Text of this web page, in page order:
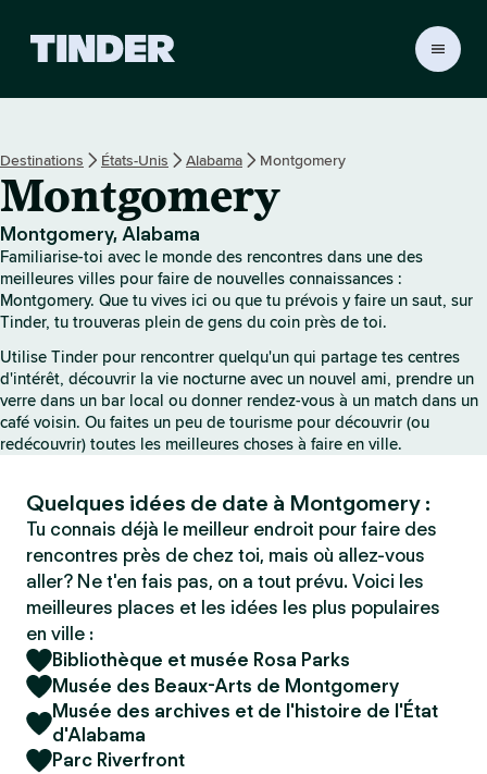
i
l
T
i
n
d
e
r
Destinations États-Unis Alabama Montgomery
Montgomery
Montgomery, Alabama
Familiarise-toi avec le monde des rencontres dans une des
meilleures villes pour faire de nouvelles connaissances :
Montgomery. Que tu vives ici ou que tu prévois y faire un saut, sur
Tinder, tu trouveras plein de gens du coin près de toi.
Utilise Tinder pour rencontrer quelqu'un qui partage tes centres
d'intérêt, découvrir la vie nocturne avec un nouvel ami, prendre un
verre dans un bar local ou donner rendez-vous à un match dans un
café voisin. Ou faites un peu de tourisme pour découvrir (ou
redécouvrir) toutes les meilleures choses à faire en ville.
Quelques idées de date à Montgomery :
Tu connais déjà le meilleur endroit pour faire des
rencontres près de chez toi, mais où allez-vous
aller? Ne t'en fais pas, on a tout prévu. Voici les
meilleures places et les idées les plus populaires
en ville :
Bibliothèque et musée Rosa Parks
Musée des Beaux-Arts de Montgomery
Musée des archives et de l'histoire de l'État
d'Alabama
Parc Riverfront